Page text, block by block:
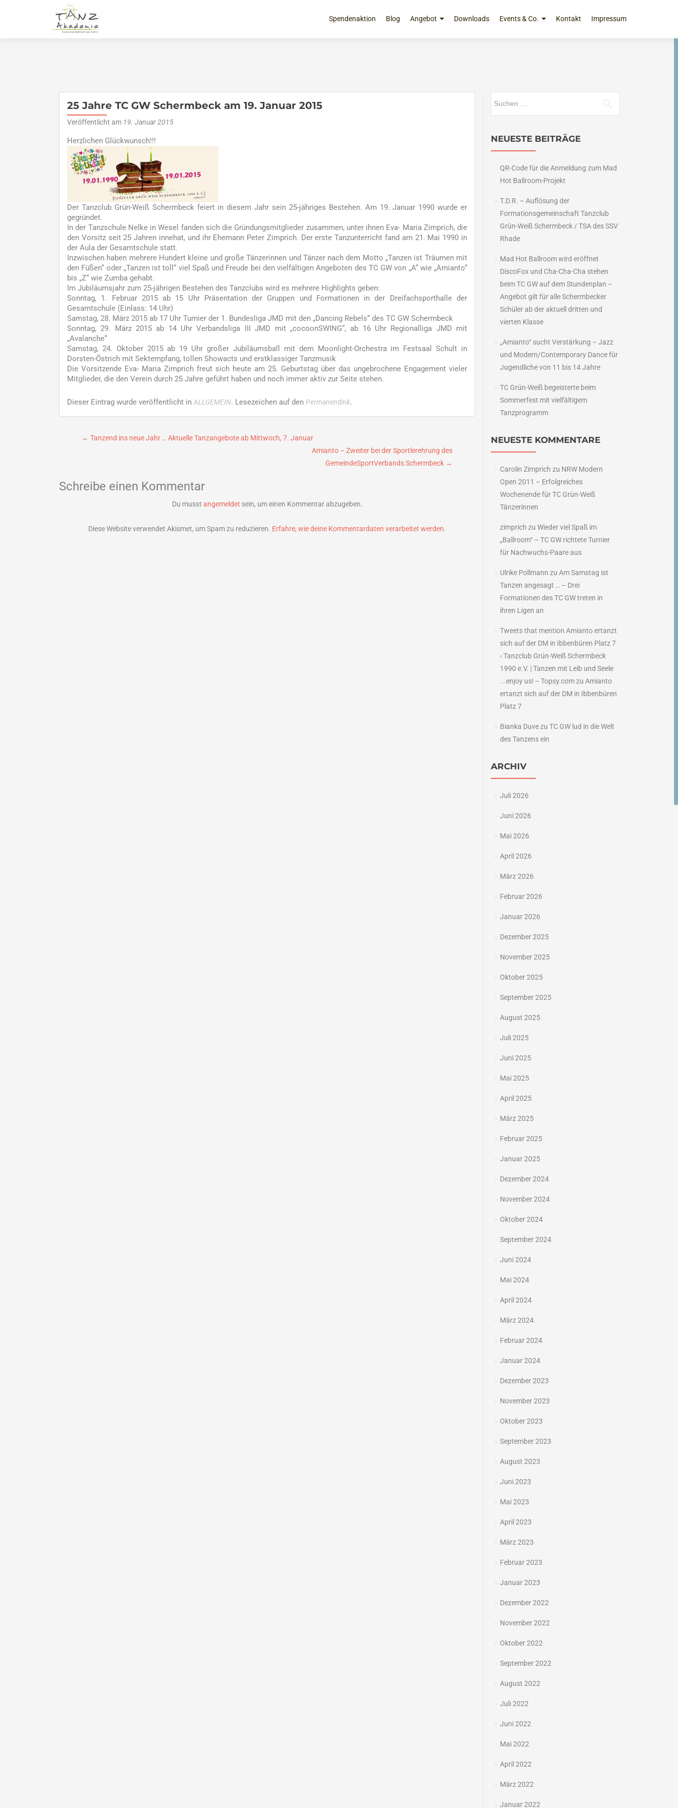
Inhalt
Spendenaktion Blog Angebot Downloads Events & Co. Kontakt Impressum
25 Jahre TC GW Schermbeck am 19. Januar 2015
Veröffentlicht am 19. Januar 2015
Herzlichen Glückwunsch!!!
Der Tanzclub Grün-Weiß Schermbeck feiert in diesem Jahr sein 25-jähriges Bestehen. Am 19. Januar 1990 wurde er
gegründet.
In der Tanzschule Nelke in Wesel fanden sich die Gründungsmitglieder zusammen, unter ihnen Eva- Maria Zimprich, die
den Vorsitz seit 25 Jahren innehat, und ihr Ehemann Peter Zimprich. Der erste Tanzunterricht fand am 21. Mai 1990 in
der Aula der Gesamtschule statt.
Inzwischen haben mehrere Hundert kleine und große Tänzerinnen und Tänzer nach dem Motto „Tanzen ist Träumen mit
den Füßen“ oder „Tanzen ist toll“ viel Spaß und Freude bei den vielfältigen Angeboten des TC GW von „A“ wie „Amianto“
bis „Z“ wie Zumba gehabt.
Im Jubiläumsjahr zum 25-jährigen Bestehen des Tanzclubs wird es mehrere Highlights geben:
Sonntag, 1. Februar 2015 ab 15 Uhr Präsentation der Gruppen und Formationen in der Dreifachsporthalle der
Gesamtschule (Einlass: 14 Uhr)
Samstag, 28. März 2015 ab 17 Uhr Turnier der 1. Bundesliga JMD mit den „Dancing Rebels“ des TC GW Schermbeck
Sonntag, 29. März 2015 ab 14 Uhr Verbandsliga III JMD mit „cocoonSWING“, ab 16 Uhr Regionalliga JMD mit
„Avalanche“
Samstag, 24. Oktober 2015 ab 19 Uhr großer Jubiläumsball mit dem Moonlight-Orchestra im Festsaal Schult in
Dorsten-Östrich mit Sektempfang, tollen Showacts und erstklassiger Tanzmusik
Die Vorsitzende Eva- Maria Zimprich freut sich heute am 25. Geburtstag über das ungebrochene Engagement vieler
Mitglieder, die den Verein durch 25 Jahre geführt haben und noch immer aktiv zur Seite stehen.
Dieser Eintrag wurde veröffentlicht in ALLGEMEIN. Lesezeichen auf den Permanentlink.
Beitragsnavigation
← Tanzend ins neue Jahr … Aktuelle Tanzangebote ab Mittwoch, 7. Januar
Amianto – Zweiter bei der Sportlerehrung des
GemeindeSportVerbands Schermbeck →
Schreibe einen Kommentar
Du musst angemeldet sein, um einen Kommentar abzugeben.
Diese Website verwendet Akismet, um Spam zu reduzieren. Erfahre, wie deine Kommentardaten verarbeitet werden.
NEUESTE BEITRÄGE
QR-Code für die Anmeldung zum Mad
Hot Ballroom-Projekt
T.D.R. – Auflösung der
Formationsgemeinschaft Tanzclub
Grün-Weiß Schermbeck / TSA des SSV
Rhade
Mad Hot Ballroom wird eröffnet
DiscoFox und Cha-Cha-Cha stehen
beim TC GW auf dem Stundenplan –
Angebot gilt für alle Schermbecker
Schüler ab der aktuell dritten und
vierten Klasse
„Amianto“ sucht Verstärkung – Jazz
und Modern/Contemporary Dance für
Jugendliche von 11 bis 14 Jahre
TC Grün-Weiß begeisterte beim
Sommerfest mit vielfältigem
Tanzprogramm
NEUESTE KOMMENTARE
Carolin Zimprich zu NRW Modern
Open 2011 – Erfolgreiches
Wochenende für TC Grün-Weiß
Tänzerinnen
zimprich zu Wieder viel Spaß im
„Ballroom“ – TC GW richtete Turnier
für Nachwuchs-Paare aus
Ulrike Pollmann zu Am Samstag ist
Tanzen angesagt … – Drei
Formationen des TC GW treten in
ihren Ligen an
Tweets that mention Amianto ertanzt
sich auf der DM in Ibbenbüren Platz 7
‹ Tanzclub Grün-Weiß Schermbeck
1990 e.V. | Tanzen mit Leib und Seele
...enjoy us! -- Topsy.comzu Amianto
ertanzt sich auf der DM in Ibbenbüren
Platz 7
Bianka Duvezu TC GW lud in die Welt
des Tanzens ein
ARCHIV
Juli 2026
Juni 2026
Mai 2026
April 2026
März 2026
Februar 2026
Januar 2026
Dezember 2025
November 2025
Oktober 2025
September 2025
August 2025
Juli 2025
Juni 2025
Mai 2025
April 2025
März 2025
Februar 2025
Januar 2025
Dezember 2024
November 2024
Oktober 2024
September 2024
Juni 2024
Mai 2024
April 2024
März 2024
Februar 2024
Januar 2024
Dezember 2023
November 2023
Oktober 2023
September 2023
August 2023
Juni 2023
Mai 2023
April 2023
März 2023
Februar 2023
Januar 2023
Dezember 2022
November 2022
Oktober 2022
September 2022
August 2022
Juli 2022
Juni 2022
Mai 2022
April 2022
März 2022
Januar 2022